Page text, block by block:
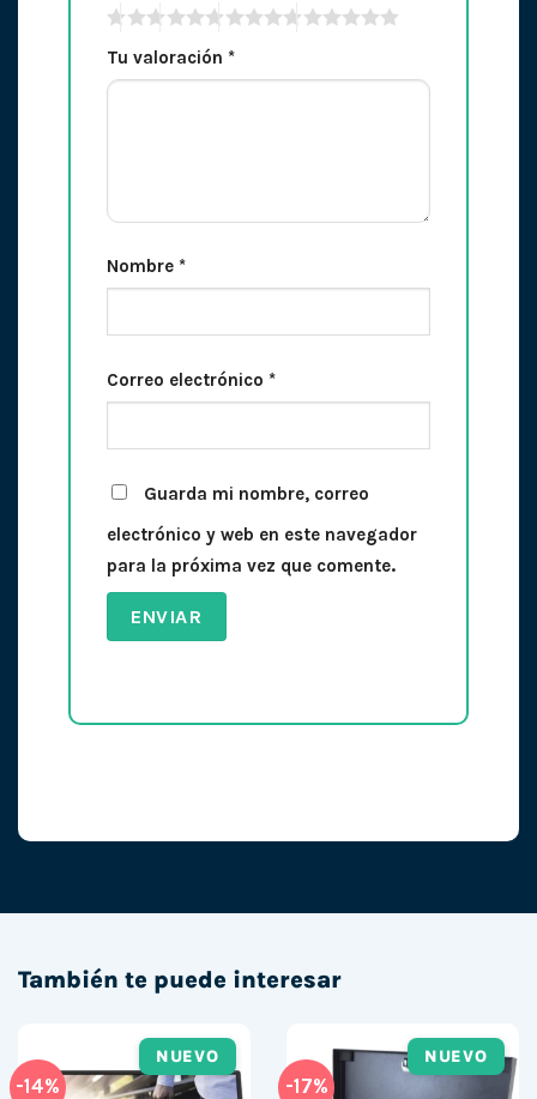
Tu valoración *
Nombre *
Correo electrónico *
Guarda mi nombre, correo
electrónico y web en este navegador
para la próxima vez que comente.
También te puede interesar
-14%
NUEVO
-17%
NUEVO